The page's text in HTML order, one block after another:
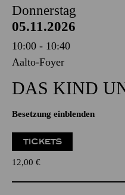
Donnerstag
05.11.2026
10:00 - 10:40
Aalto-Foyer
DAS KIND
Besetzung einblenden
TICKETS
12,00 €